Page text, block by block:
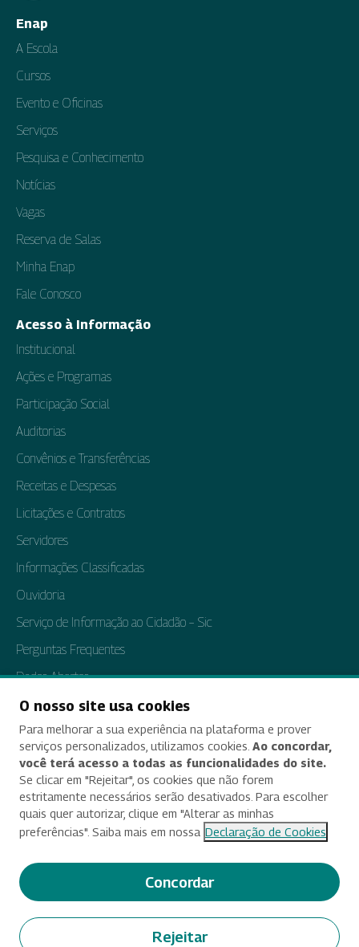
Enap
A Escola
Cursos
Evento e Oficinas
Serviços
Pesquisa e Conhecimento
Notícias
Vagas
Reserva de Salas
Minha Enap
Fale Conosco
Acesso à Informação
Institucional
Ações e Programas
Participação Social
Auditorias
Convênios e Transferências
Receitas e Despesas
Licitações e Contratos
Servidores
Informações Classificadas
Ouvidoria
Serviço de Informação ao Cidadão – Sic
Perguntas Frequentes
Dados Abertos
Tratamento de Dados Pessoais
Transparência e Prestação de Contas
Acessibilidade
Termos de uso e aviso de privacidade
Alterar preferências de cookies
© 2025 Criado e desenvolvido por Enap
O nosso site usa cookies
Para melhorar a sua experiência na plataforma e prover
serviços personalizados, utilizamos cookies. Ao concordar,
você terá acesso a todas as funcionalidades do site.
Se clicar em "Rejeitar", os cookies que não forem
estritamente necessários serão desativados. Para escolher
quais quer autorizar, clique em "Alterar as minhas
preferências". Saiba mais em nossa Declaração de Cookies
Concordar
Rejeitar